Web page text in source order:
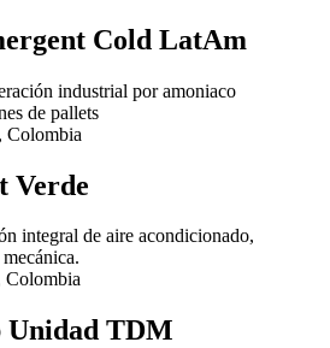
Cold LatAm
industrial por amoniaco
de pallets
Colombia
Verde
integral de aire acondicionado,
Colombia
Unidad TDM